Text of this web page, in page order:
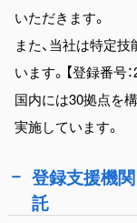
いただきます。
また、当社は特定
います。【登録番号
国内には30拠点を
実施しています。
登録支援機
託